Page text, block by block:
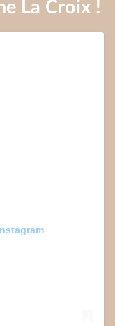
La Croix !